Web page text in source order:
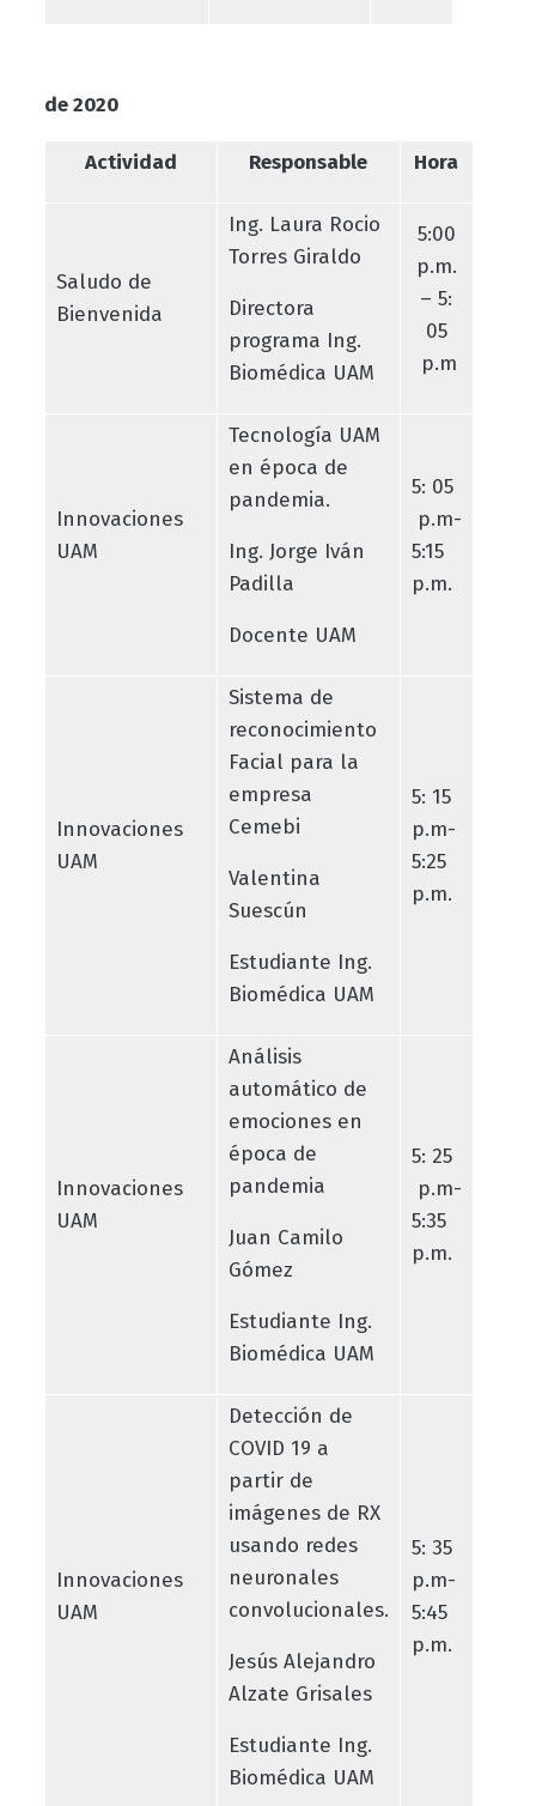
de 2020
Actividad Responsable Hora
Saludo de
Bienvenida
Ing. Laura Rocio
Torres Giraldo
Directora
programa Ing.
Biomédica UAM
5:00
p.m.
– 5:
05
p.m
Innovaciones
UAM
Tecnología UAM
en época de
pandemia.
Ing. Jorge Iván
Padilla
Docente UAM
5: 05
p.m-
5:15
p.m.
Innovaciones
UAM
Sistema de
reconocimiento
Facial para la
empresa
Cemebi
Valentina
Suescún
Estudiante Ing.
Biomédica UAM
5: 15
p.m-
5:25
p.m.
Innovaciones
UAM
Análisis
automático de
emociones en
época de
pandemia
Juan Camilo
Gómez
Estudiante Ing.
Biomédica UAM
5: 25
p.m-
5:35
p.m.
Innovaciones
UAM
Detección de
COVID 19 a
partir de
imágenes de RX
usando redes
neuronales
convolucionales.
Jesús Alejandro
Alzate Grisales
Estudiante Ing.
Biomédica UAM
5: 35
p.m-
5:45
p.m.